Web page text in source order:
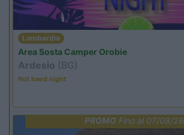
Lombardia
Area Sosta Camper Orobie
Ardesio (BG)
Not baed night
PROMOFino al 07/08/26